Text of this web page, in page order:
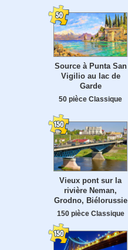
Source à Punta San
Vigilio au lac de
Garde
50 pièce Classique
Vieux pont sur la
rivière Neman,
Grodno, Biélorussie
150 pièce Classique